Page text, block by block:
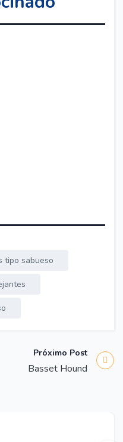
tipo sabueso
Próximo Post
Basset Hound